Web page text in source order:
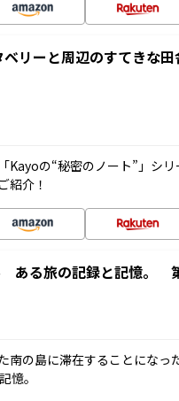
リーと周辺のすてきな
Kayoの“秘密のノート”」シ
紹介！
ある旅の記録と記憶。
南の島に滞在することにな
憶。